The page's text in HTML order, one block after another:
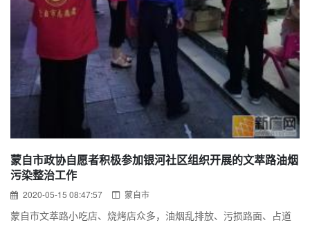
蒙自市政协自愿者积极参加银河社区组织开展的文萃路油烟
污染整治工作
2020-05-15 08:47:57 蒙自市
蒙自市文萃路小吃店、烧烤店众多，油烟乱排放、污损路面、占道